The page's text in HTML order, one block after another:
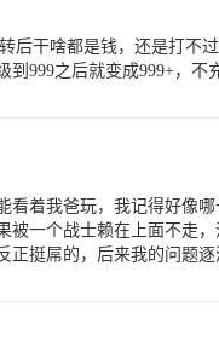
后干啥都是钱，还是打不
到999之后就变成999+，
看着我爸玩，我记得好像
被一个战士赖在上面不走
正挺屌的，后来我的问题